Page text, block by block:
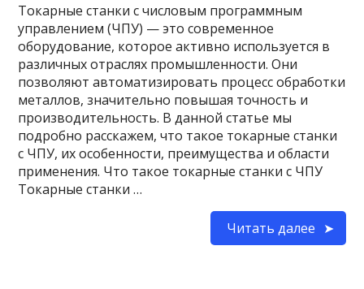
Токарные станки с числовым программным
управлением (ЧПУ) — это современное
оборудование, которое активно используется в
различных отраслях промышленности. Они
позволяют автоматизировать процесс обработки
металлов, значительно повышая точность и
производительность. В данной статье мы
подробно расскажем, что такое токарные станки
с ЧПУ, их особенности, преимущества и области
применения. Что такое токарные станки с ЧПУ
Токарные станки …
Читать далее